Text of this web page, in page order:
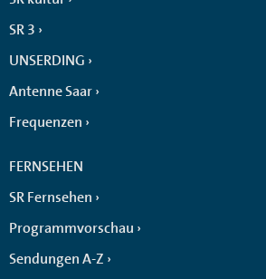
SR 3
UNSERDING
Antenne Saar
Frequenzen
FERNSEHEN
SR Fernsehen
Programmvorschau
Sendungen A-Z